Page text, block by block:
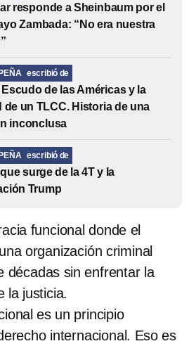
responde a Sheinbaum por el
Zambada: “No era nuestra
escribió de
Escudo de las Américas y la
de un TLCC. Historia de una
inconclusa
escribió de
surge de la 4T y la
Trump
funcional donde el
organización criminal
décadas sin enfrentar la
la justicia.
es un principio
internacional. Eso es